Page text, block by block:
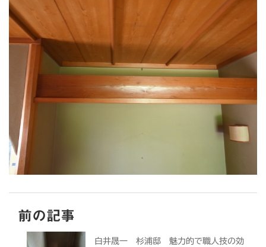
前の記事
白井晟一 杉浦邸 魅力的で職人技の効